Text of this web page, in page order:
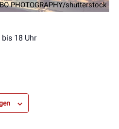
PHOTOGRAPHY/shutterstock
18 Uhr